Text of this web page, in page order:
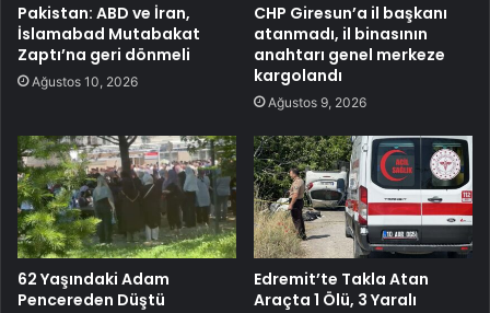
Pakistan: ABD ve İran,
İslamabad Mutabakat
Zaptı’na geri dönmeli
Ağustos 10, 2026
CHP Giresun’a il başkanı
atanmadı, il binasının
anahtarı genel merkeze
kargolandı
Ağustos 9, 2026
62 Yaşındaki Adam
Pencereden Düştü
Edremit’te Takla Atan
Araçta 1 Ölü, 3 Yaralı